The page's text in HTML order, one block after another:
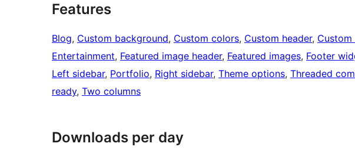
Features
Blog, Custom background, Custom colors, Custom header, Custom
Entertainment, Featured image header, Featured images, Footer
Left sidebar, Portfolio, Right sidebar, Theme options, Threaded
ready, Two columns
Downloads per day